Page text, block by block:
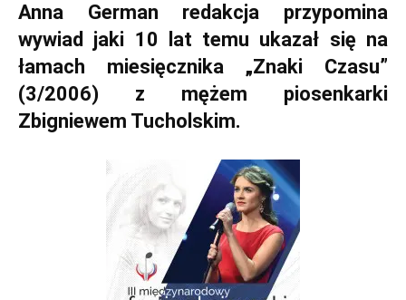
Anna German redakcja przypomina
wywiad jaki 10 lat temu ukazał się na
łamach miesięcznika „Znaki Czasu”
(3/2006) z mężem piosenkarki
Zbigniewem Tucholskim.